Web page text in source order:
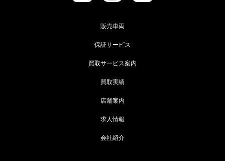
販売車両
保証サービス
買取サービス案内
買取実績
店舗案内
求人情報
会社紹介